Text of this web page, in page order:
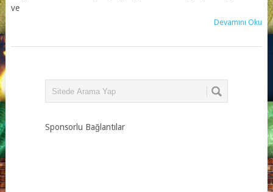
ve
Devamını Oku
Sponsorlu Bağlantılar